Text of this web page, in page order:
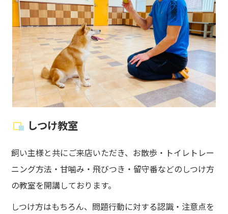
しつけ教室
飼い主様と共にご来店いただき、お散歩・トイレトレー
ニング方法・甘噛み・飛びつき・留守番などのしつけ方
の教室を開講しております。
しつけ方はもちろん、問題行動に対する認識・注意点を